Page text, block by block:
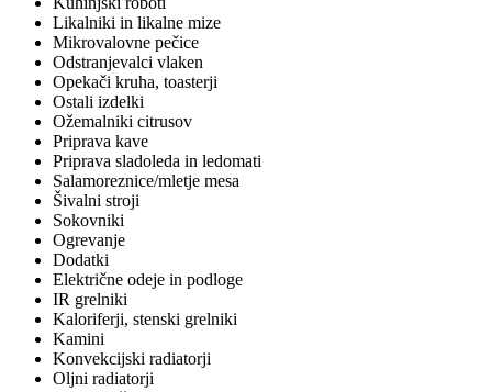
Likalniki in likalne mize
Mikrovalovne pečice
Odstranjevalci vlaken
Opekači kruha, toasterji
Ostali izdelki
Ožemalniki citrusov
Priprava kave
Priprava sladoleda in ledomati
Salamoreznice/mletje mesa
Šivalni stroji
Sokovniki
Ogrevanje
Dodatki
Električne odeje in podloge
IR grelniki
Kaloriferji, stenski grelniki
Kamini
Konvekcijski radiatorji
Oljni radiatorji